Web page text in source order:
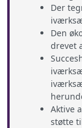
Der
Den
drevet
Aktive
støtte